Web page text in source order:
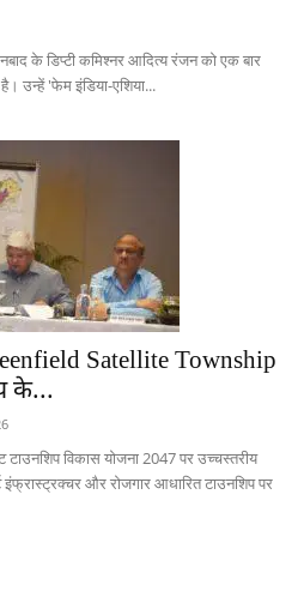
के डिप्टी कमिश्नर आदित्य रंजन को एक बार
है। उन्हें 'फेम इंडिया-एशिया...
Satellite Township
के...
टाउनशिप विकास योजना 2047 पर उच्चस्तरीय
और रोजगार आधारित टाउनशिप पर